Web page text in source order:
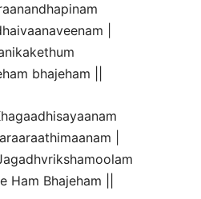
|
bhajeham ||
|
Ham Bhajeham ||